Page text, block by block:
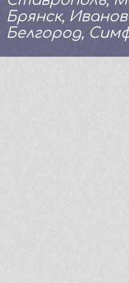
Брянск,
Белгород,